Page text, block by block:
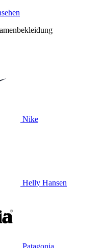
Nike
Helly Hansen
Patagonia